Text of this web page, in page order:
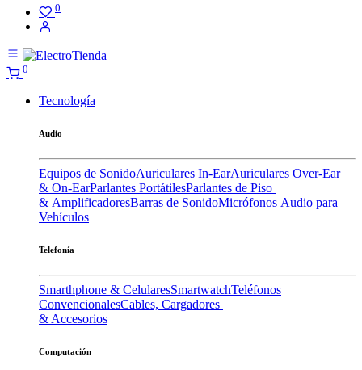
0
0
Tecnología
Audio
Equipos de SonidoAuriculares In-EarAuriculares Over-Ear
& On-EarParlantes PortátilesParlantes de Piso
& AmplificadoresBarras de SonidoMicrófonos Audio para
Vehículos
Telefonía
Smarthphone & CelularesSmartwatchTeléfonos
ConvencionalesCables, Cargadores
& Accesorios
Computación